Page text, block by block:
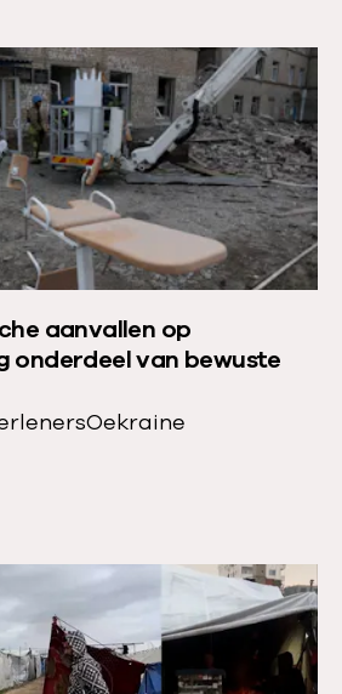
aanvallen op
onderdeel van bewuste
Oekraine